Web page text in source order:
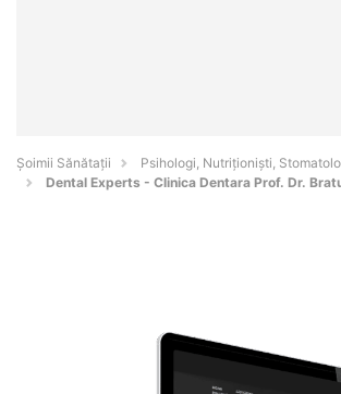
Şoimii Sănătații
Psihologi, Nutriționiști,
Dental Experts - Clinica Dentara Prof. Dr.